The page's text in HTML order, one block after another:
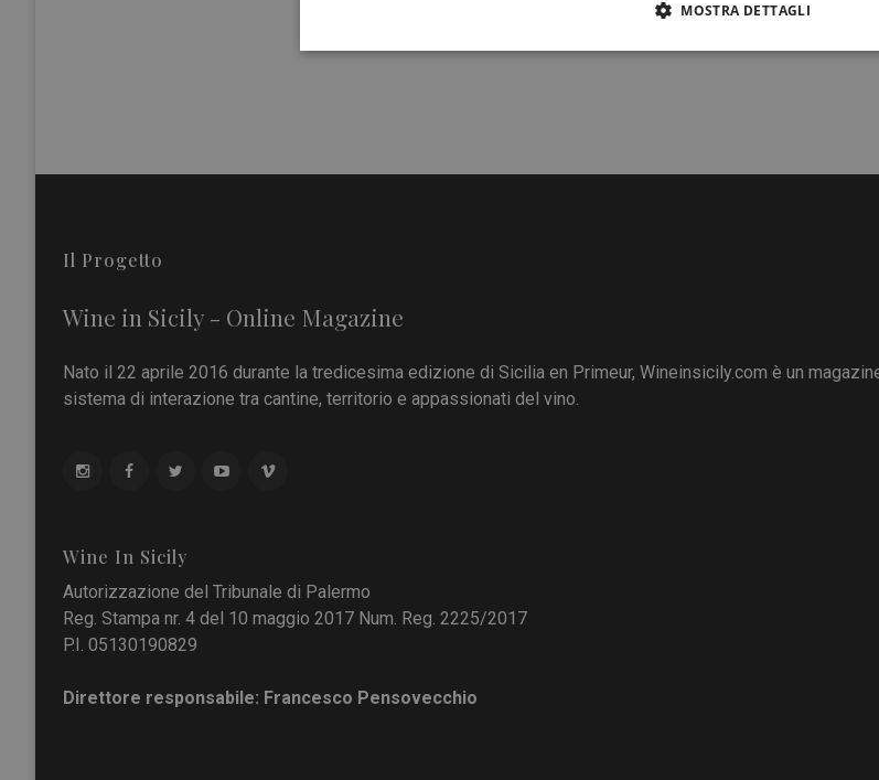
Il Progetto
Wine in Sicily - Online Magazine
Nato il 22 aprile 2016 durante la tredicesima edizione di Sicilia en Primeur, Wineinsicily.com è un
sistema di interazione tra cantine, territorio e appassionati del vino.
Wine In Sicily
Autorizzazione del Tribunale di Palermo
Reg. Stampa nr. 4 del 10 maggio 2017 Num. Reg. 2225/2017
P.I. 05130190829
Direttore responsabile: Francesco Pensovecchio
MOSTRA DETTAGLI